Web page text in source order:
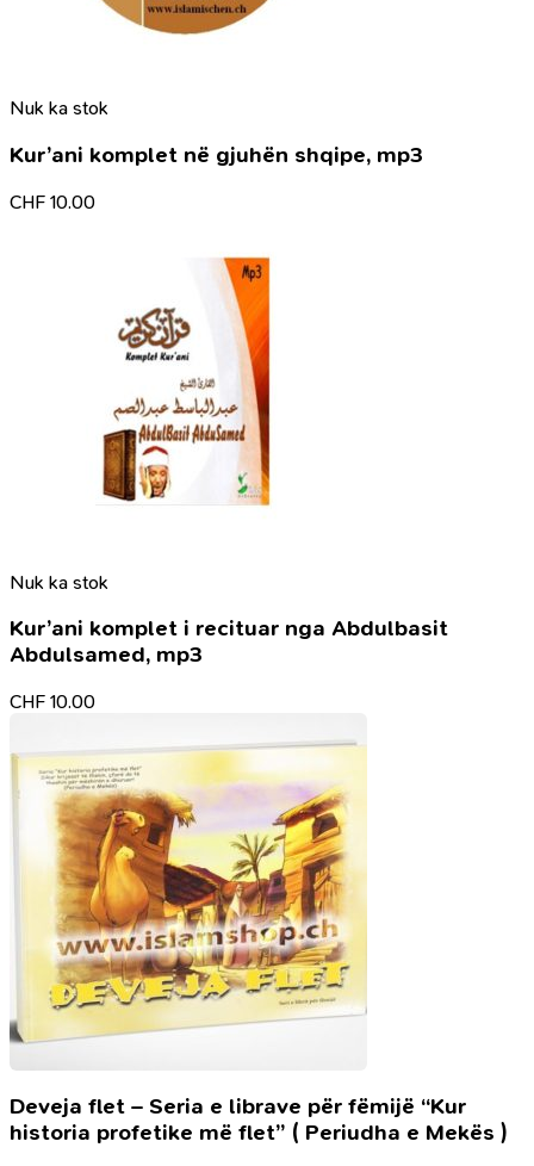
Nuk ka stok
Kur’ani komplet në gjuhën shqipe, mp3
CHF 10.00
Nuk ka stok
Kur’ani komplet i recituar nga Abdulbasit
Abdulsamed, mp3
CHF 10.00
Deveja flet – Seria e librave për fëmijë “Kur
historia profetike më flet” ( Periudha e Mekës )